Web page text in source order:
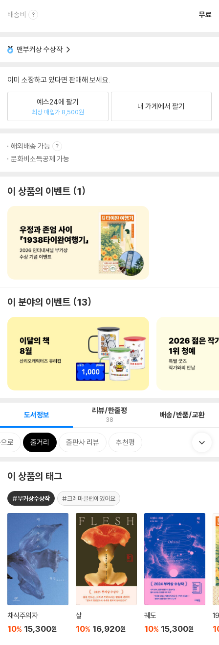
배송비 무료
맨부커상 수상작
이미 소장하고 있다면 판매해 보세요.
예스24에 팔기
최상 매입가 8,500원
내 가게에서 팔기
해외배송 가능
문화비소득공제 가능
이 상품의 이벤트 1
이 분야의 이벤트 13
도서정보 리뷰/한줄평
38 배송/반품/교환
로 줄거리 출판사 리뷰 추천평
이 상품의 태그
#부커상수상작 #크레마클럽에있어요
채식주의자
10% 15,300원
살
10% 16,920원
궤도
10% 15,300원